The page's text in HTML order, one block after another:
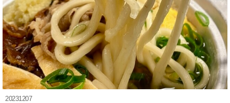
20231207